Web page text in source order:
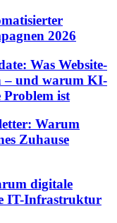
2026
Was Website-
– und warum KI-
Problem ist
Warum
Zuhause
digitale
IT-Infrastruktur